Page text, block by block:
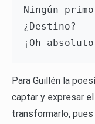
Ningún
¿Destino?
¡Oh
Para Guillén la
captar y expresar
transformarlo,